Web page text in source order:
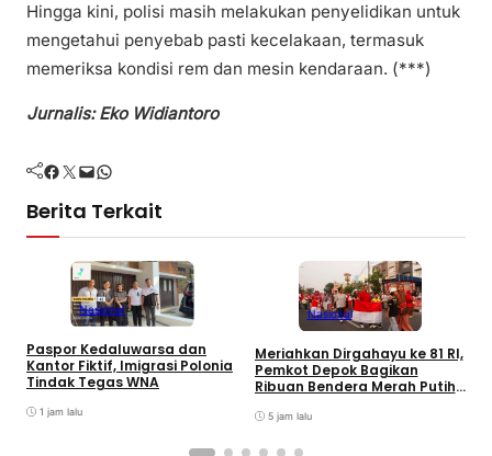
Hingga kini, polisi masih melakukan penyelidikan untuk
mengetahui penyebab pasti kecelakaan, termasuk
memeriksa kondisi rem dan mesin kendaraan. (***)
Jurnalis: Eko Widiantoro
Facebook Twitter Mail WhatsApp
Berita Terkait
Nasional
Paspor Kedaluwarsa dan
Kantor Fiktif, Imigrasi Polonia
Tindak Tegas WNA
1 jam lalu
Nasional
Meriahkan Dirgahayu ke 81 RI,
Pemkot Depok Bagikan
Ribuan Bendera Merah Putih
5 jam lalu